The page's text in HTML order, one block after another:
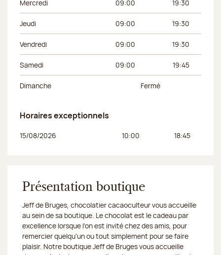
Mercredi 09:00 19:30
Jeudi 09:00 19:30
Vendredi 09:00 19:30
Samedi 09:00 19:45
Dimanche Fermé
Horaires exceptionnels
Jour de la semaine Horaires du matin Horaires de
15/08/2026 10:00 18:45
Présentation boutique
Jeff de Bruges, chocolatier cacaoculteur vous accueille
au sein de sa boutique. Le chocolat est le cadeau par
excellence lorsque l'on est invité chez des amis, pour
remercier quelqu'un ou tout simplement pour se faire
plaisir. Notre boutique Jeff de Bruges vous accueille